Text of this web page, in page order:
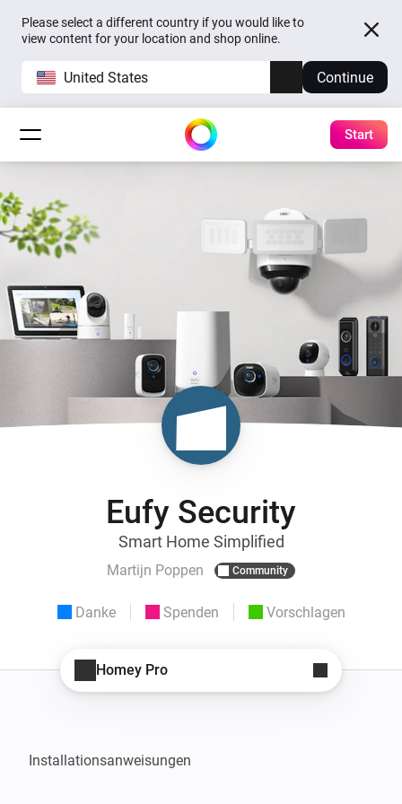
Please select a different country if you would like to
view content for your location and shop online.
United States Continue
Start
Eufy Security
Smart Home Simplified
Martijn Poppen Community
Danke Spenden Vorschlagen
Homey Pro
Installationsanweisungen